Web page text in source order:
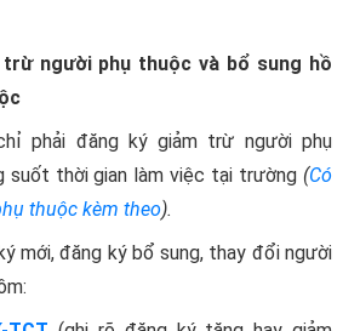
người phụ thuộc và bổ sung hồ
phải đăng ký giảm trừ người phụ
suốt thời gian làm việc tại trường (Có
thuộc kèm theo).
mới, đăng ký bổ sung, thay đổi người